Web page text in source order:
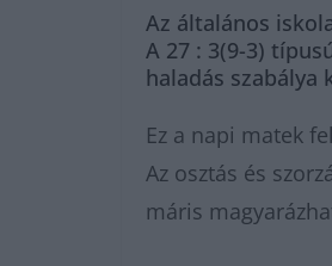
Az általános
A 27 : 3(9-3)
haladás szabálya
Ez a napi matek
Az osztás és
máris